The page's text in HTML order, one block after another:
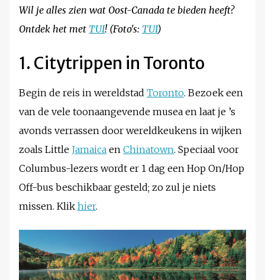
Wil je alles zien wat Oost-Canada te bieden heeft?
Ontdek het met TUI! (Foto's: TUI)
1. Citytrippen in Toronto
Begin de reis in wereldstad Toronto. Bezoek een
van de vele toonaangevende musea en laat je ’s
avonds verrassen door wereldkeukens in wijken
zoals Little Jamaica en Chinatown. Speciaal voor
Columbus-lezers wordt er 1 dag een Hop On/Hop
Off-bus beschikbaar gesteld; zo zul je niets
missen. Klik hier.